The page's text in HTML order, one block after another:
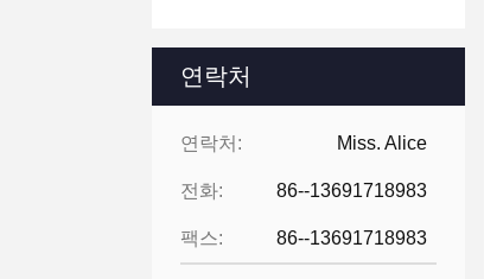
연락처
연락처: Miss. Alice
전화: 86--13691718983
팩스: 86--13691718983